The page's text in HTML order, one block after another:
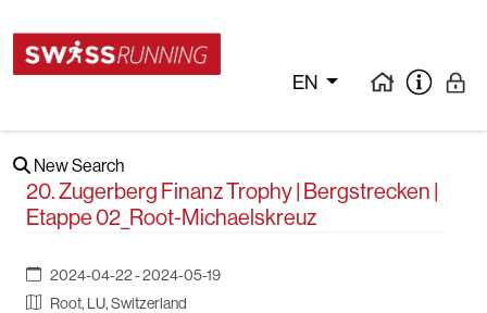
EN
New Search
20. Zugerberg Finanz Trophy | Bergstrecken |
Etappe 02_Root-Michaelskreuz
2024-04-22 - 2024-05-19
Root, LU, Switzerland